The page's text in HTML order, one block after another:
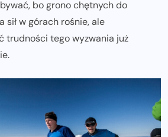
bo grono chętnych do
sił w górach rośnie, ale
trudności tego wyzwania już